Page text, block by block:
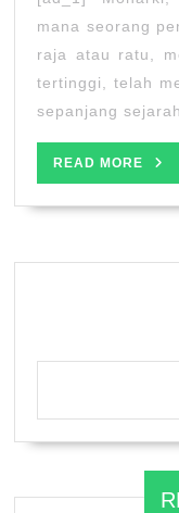
mana seorang
raja atau ratu,
tertinggi, telah
sepanjang
READ MORE